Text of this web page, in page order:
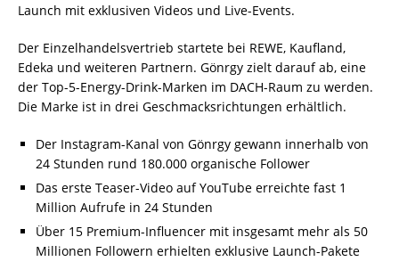
Launch mit exklusiven Videos und Live-Events.
Der Einzelhandelsvertrieb startete bei REWE, Kaufland,
Edeka und weiteren Partnern. Gönrgy zielt darauf ab, eine
der Top-5-Energy-Drink-Marken im DACH-Raum zu werden.
Die Marke ist in drei Geschmacksrichtungen erhältlich.
Der Instagram-Kanal von Gönrgy gewann innerhalb von
24 Stunden rund 180.000 organische Follower
Das erste Teaser-Video auf YouTube erreichte fast 1
Million Aufrufe in 24 Stunden
Über 15 Premium-Influencer mit insgesamt mehr als 50
Millionen Followern erhielten exklusive Launch-Pakete